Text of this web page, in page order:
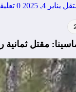
يناير 4, 2025 0 تعليقات
مقتل ثمانية